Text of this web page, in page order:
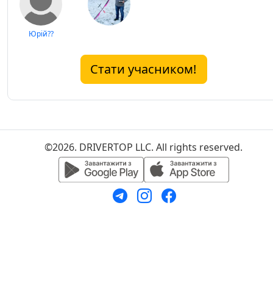
Юрій??
Стати учасником!
©2026. DRIVERTOP LLC. All rights reserved.